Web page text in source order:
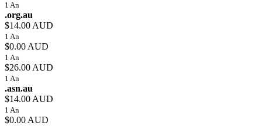
1 An
.org.au
$14.00 AUD
1 An
$0.00 AUD
1 An
$26.00 AUD
1 An
.asn.au
$14.00 AUD
1 An
$0.00 AUD